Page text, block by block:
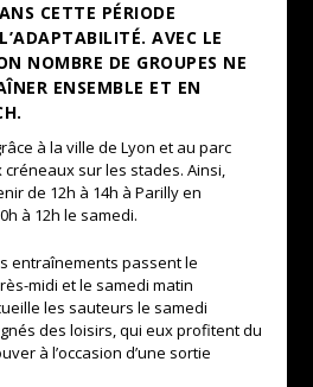
CETTE PÉRIODE
AVEC LE
NOMBRE DE GROUPES NE
ENSEMBLE ET EN
à la ville de Lyon et au parc
sur les stades. Ainsi,
de 12h à 14h à Parillyen
à 12h le samedi.
entraînements passent le
midi et le samedi matin
les sauteurs le samedi
des loisirs, qui eux profitent du
à l’occasion d’une sortie